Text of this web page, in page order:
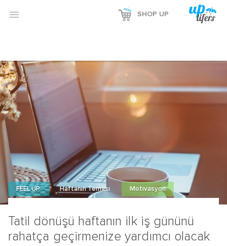
 SHOP UP
Tatil dönüşü haftanın ilk iş gününü
rahatça geçirmenize yardımcı olacak
FEEL UP Haftanın Teması Motivasyon